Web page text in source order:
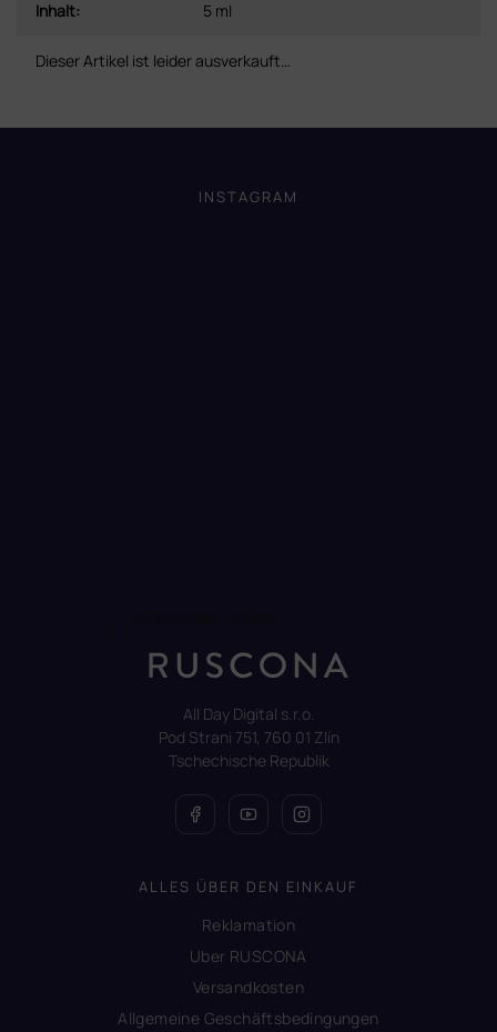
Inhalt: 5 ml
Dieser Artikel ist leider ausverkauft…
INSTAGRAM
All Day Digital s.r.o.
Pod Strani 751, 760 01 Zlín
Tschechische Republik
ALLES ÜBER DEN EINKAUF
Reklamation
Uber RUSCONA
Versandkosten
Allgemeine Geschäftsbedingungen